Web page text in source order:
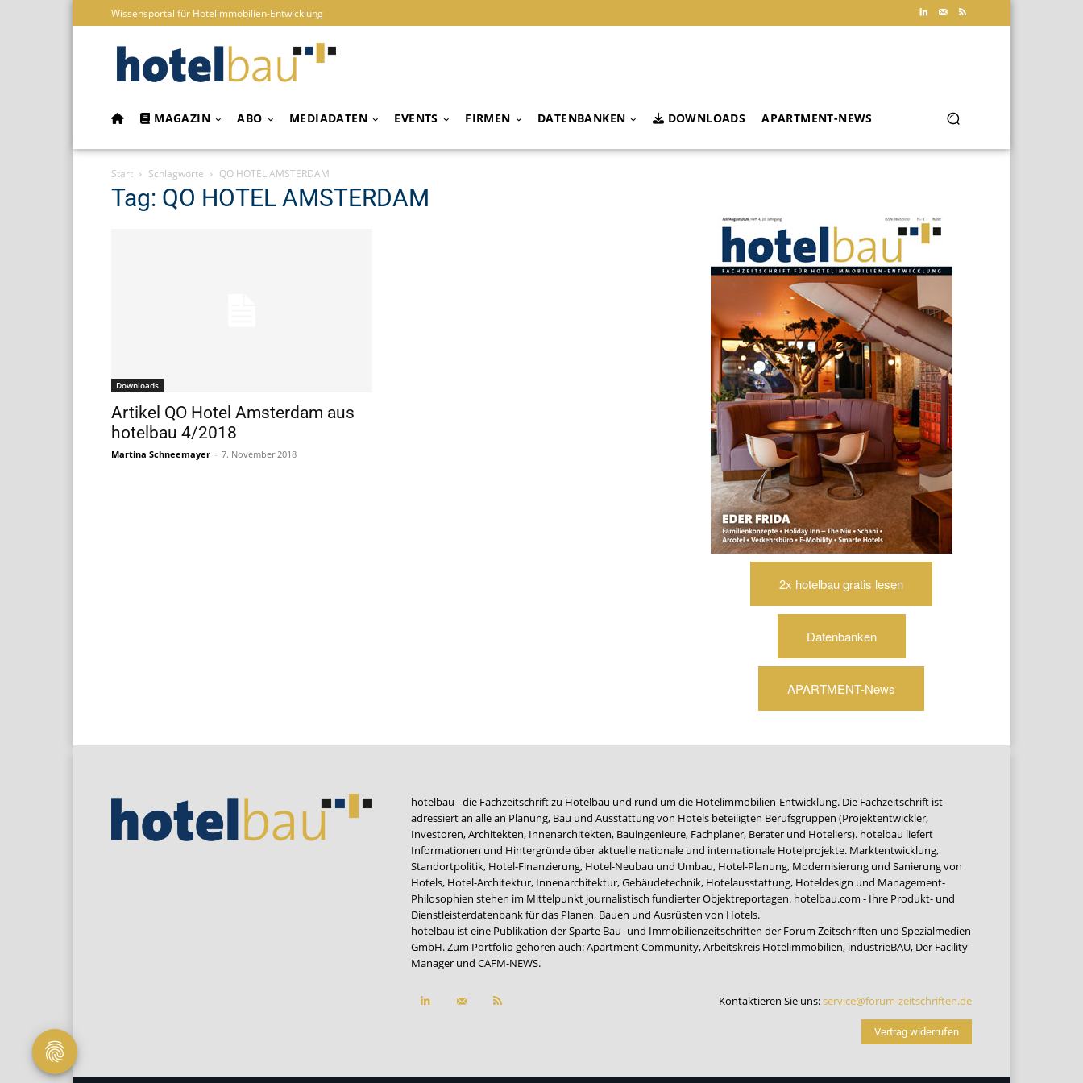
Wissensportal für Hotelimmobilien-Entwicklung
MAGAZIN ABO MEDIADATEN EVENTS FIRMEN DATENBANKEN DOWNLOADS APARTMENT-NEWS
Start Schlagworte QO HOTEL AMSTERDAM
Tag: QO HOTEL AMSTERDAM
Downloads
Artikel QO Hotel Amsterdam aus
hotelbau 4/2018
Martina Schneemayer - 7. November 2018
2x hotelbau gratis lesen
Datenbanken
APARTMENT-News
hotelbau - die Fachzeitschrift zu Hotelbau und rund um die Hotelimmobilien-Entwicklung. Die Fachzeitschrift ist
adressiert an alle an Planung, Bau und Ausstattung von Hotels beteiligten Berufsgruppen (Projektentwickler,
Investoren, Architekten, Innenarchitekten, Bauingenieure, Fachplaner, Berater und Hoteliers). hotelbau liefert
Informationen und Hintergründe über aktuelle nationale und internationale Hotelprojekte. Marktentwicklung,
Standortpolitik, Hotel-Finanzierung, Hotel-Neubau und Umbau, Hotel-Planung, Modernisierung und Sanierung von
Hotels, Hotel-Architektur, Innenarchitektur, Gebäudetechnik, Hotelausstattung, Hoteldesign und Management-
Philosophien stehen im Mittelpunkt journalistisch fundierter Objektreportagen. hotelbau.com - Ihre Produkt- und
Dienstleisterdatenbank für das Planen, Bauen und Ausrüsten von Hotels.
hotelbau ist eine Publikation der Sparte Bau- und Immobilienzeitschriften der Forum Zeitschriften und Spezialmedien
GmbH. Zum Portfolio gehören auch:Apartment Community,Arbeitskreis Hotelimmobilien, industrieBAU, Der Facility
Manager und CAFM-NEWS.
Kontaktieren Sie uns:service@forum-zeitschriften.de
Vertrag widerrufen